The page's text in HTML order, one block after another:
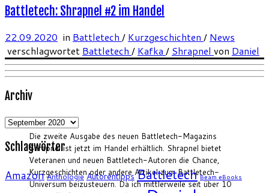
Die zweite Ausgabe des neuen Battletech-Magazins
Shrapnel ist jetzt im Handel erhältlich. Shrapnel bietet
Veteranen und neuen Battletech-Autoren die Chance,
Kurzgeschichten oder andere Artikel zum Battletech-
Universum beizusteuern. Da ich mittlerweile seit über 10
Battletech: Shrapnel #2 im Handel
22.09.2020 in Battletech / Kurzgeschichten / News
verschlagwortet Battletech / Kafka / Shrapnel von Daniel
Archiv
Archiv
Schlagwörter
Amazon Anthologie Autorentipps Battletech Beam eBooks